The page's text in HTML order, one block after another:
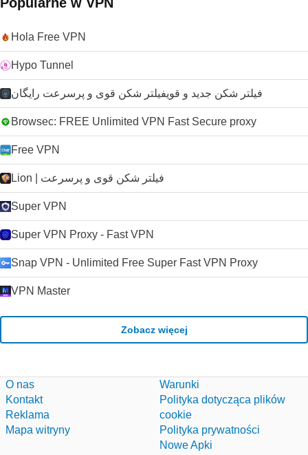
Hola Free VPN
Hypo Tunnel
فیلتر شکن جدید و قویفیلتر شکن قوی و پرسرعت رایگان
Browsec: FREE Unlimited VPN Fast Secure proxy
Free VPN
Lion | فیلتر شکن قوی و پرسرعت
Super VPN
Super VPN Proxy - Fast VPN
Snap VPN - Unlimited Free Super Fast VPN Proxy
VPN Master
Zobacz więcej
O nas
Kontakt
Reklama
Mapa witryny
Warunki
Polityka dotycząca plików
cookie
Polityka prywatności
Nowe Apki